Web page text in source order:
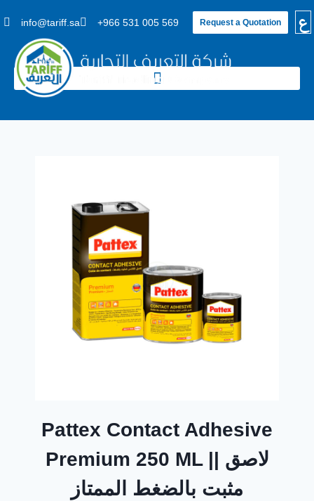
info@tariff.sa +966 531 005 569 Request a Quotation ع
Pattex Contact Adhesive
Premium 250 ML || لاصق
مثبت بالضغط الممتاز